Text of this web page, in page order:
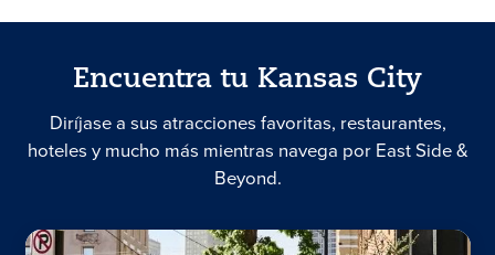
Encuentra tu Kansas City
Diríjase a sus atracciones favoritas, restaurantes,
hoteles y mucho más mientras navega por East Side &
Beyond.